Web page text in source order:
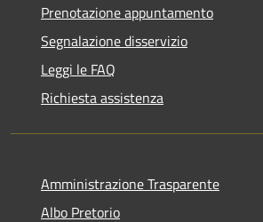
Prenotazione appuntamento
Segnalazione disservizio
Leggi le FAQ
Richiesta assistenza
Amministrazione Trasparente
Albo Pretorio